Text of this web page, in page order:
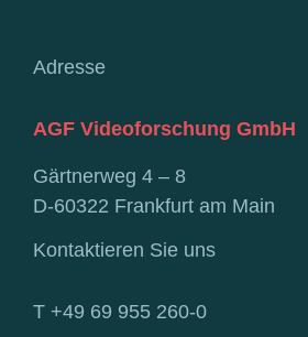
Adresse
AGF Videoforschung GmbH
Gärtnerweg 4 – 8
D-60322 Frankfurt am Main
Kontaktieren Sie uns
T +49 69 955 260-0